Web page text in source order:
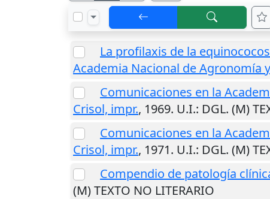
La profilaxis de la
Academia Nacional de Agronomía
Comunicaciones en la
Crisol, impr., 1969. U.I.: DGL. (M)
Comunicaciones en la
Crisol, impr., 1971. U.I.: DGL. (M)
Compendio de patología
(M) TEXTO NO LITERARIO